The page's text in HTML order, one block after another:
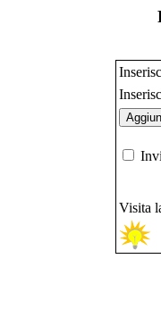
Visita